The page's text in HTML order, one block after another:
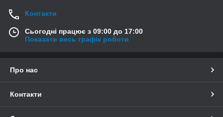
Контакти
Сьогодні працює з 09:00 до 17:00
Показати весь графік роботи
Про нас
Контакти